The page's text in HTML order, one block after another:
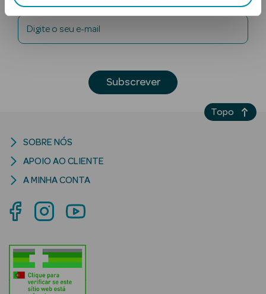
Corpo
Rosto
Lábios
Criança
Digite o seu e-mail
Subscrever
SOBRE NÓS
APOIO AO CLIENTE
A MINHA CONTA
Topo